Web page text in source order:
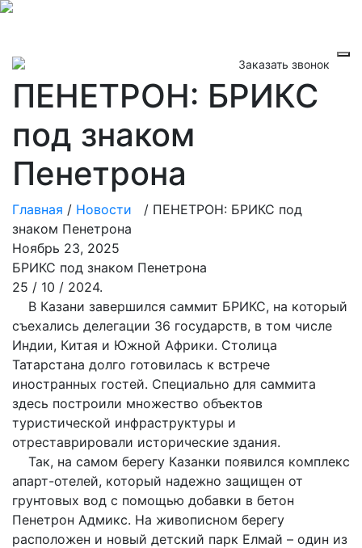
Заказать звонок
ПЕНЕТРОН: БРИКС
под знаком
Пенетрона
Главная / Новости / ПЕНЕТРОН: БРИКС под
знаком Пенетрона
Ноябрь 23, 2025
БРИКС под знаком Пенетрона
25 / 10 / 2024.
В Казани завершился саммит БРИКС, на который
съехались делегации 36 государств, в том числе
Индии, Китая и Южной Африки. Столица
Татарстана долго готовилась к встрече
иностранных гостей. Специально для саммита
здесь построили множество объектов
туристической инфраструктуры и
отреставрировали исторические здания.
Так, на самом берегу Казанки появился комплекс
апарт-отелей, который надежно защищен от
грунтовых вод с помощью добавки в бетон
Пенетрон Адмикс. На живописном берегу
расположен и новый детский парк Елмай – один из